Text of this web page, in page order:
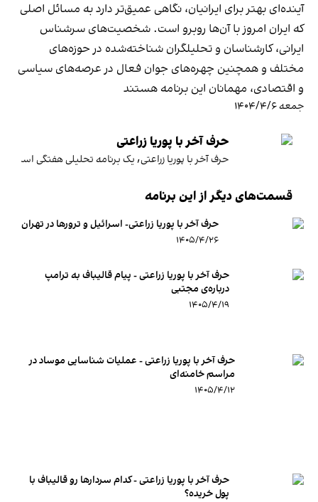
آینده‌ای بهتر برای ایرانیان، نگاهی عمیق‌تر دارد به مسائل اصلی
که ایران امروز با آن‌ها روبرو است. شخصیت‌های سرشناس
ایرانی، کارشناسان و تحلیلگران شناخته‌شده در حوزه‌های
مختلف و همچنین چهره‌های جوان فعال در عرصه‌های سیاسی
و اقتصادی، مهمانان این برنامه هستند
جمعه ۱۴۰۴/۴/۶
حرف آخر با پوریا زراعتی
حرف آخر با پوریا زراعتی٬ یک برنامه تحلیلی هفتگی‌ است که هر جمعه ساعت ۲۱:۰۰ به وقت تهران از ایران اینترنشنال پخش می‌شود.این برنامه فارغ از رویدادهای روزمره و با تاکید بر آینده‌ای بهتر برای ایرانیان، نگاهی عمیق‌تر دارد به مسائل اصلی که ایران امروز با آن‌ها روبرو است. شخصیت‌های سرشناس ایرانی، کارشناسان و تحلیلگران شناخته‌شده در حوزه‌های مختلف و همچنین چهره‌های جوان فعال در عرصه‌های سیاسی و اقتصادی، مهمانان این برنامه هستند.
قسمت‌های دیگر از این برنامه
حرف آخر با پوریا زراعتی- اسرائیل و ترورها در تهران
۱۴۰۵/۴/۲۶
حرف آخر با پوریا زراعتی - پیام قالیباف به ترامپ
درباره‌ی مجتبی
۱۴۰۵/۴/۱۹
حرف آخر با پوریا زراعتی - عملیات شناسایی موساد در
مراسم خامنه‌ای
۱۴۰۵/۴/۱۲
حرف آخر با پوریا زراعتی - کدام سردارها رو قالیباف با
پول خریده؟